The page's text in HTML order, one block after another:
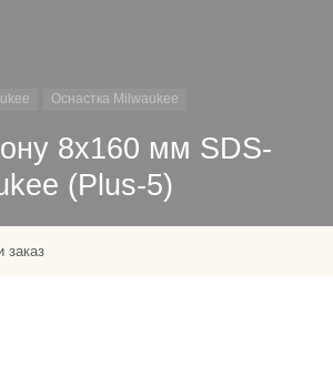
Оснастка Milwaukee
8х160 мм SDS-
(Plus-5)
заказ